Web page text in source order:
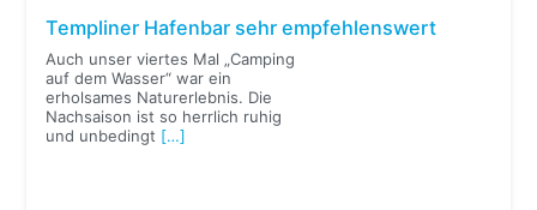
Templiner Hafenbar sehr empfehlenswert
Auch unser viertes Mal „Camping
auf dem Wasser“ war ein
erholsames Naturerlebnis. Die
Nachsaison ist so herrlich ruhig
und unbedingt […]